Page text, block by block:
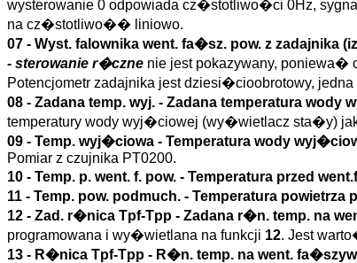
wysterowanie 0 odpowiada cz�stotliwo�ci 0Hz,
na cz�stotliwo�� liniowo.
07 - Wyst. falownika went. fa�sz. pow. z zadajnika (
- sterowanie r�czne nie jest pokazywany,
Potencjometr zadajnika jest dziesi�cioobrotowy,
08 - Zadana temp. wyj. - Zadana temperatura wody
temperatury wody wyj�ciowej (wy�wietlacz sta�y)
09 - Temp. wyj�ciowa - Temperatura wody
Pomiar z czujnika PT0200.
10 - Temp. p. went. f. pow. - Temperatura przed
11 - Temp. pow. podmuch. - Temperatura powietrza
12 - Zad. r�nica Tpf-Tpp - Zadana r�n. temp. na
programowana i wy�wietlana na funkcji 12. Jest
13 - R�nica Tpf-Tpp - R�n. temp. na went.